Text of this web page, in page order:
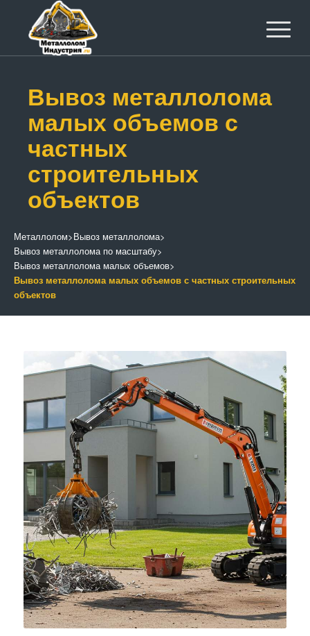
Вывоз металлолома
малых объемов с
частных
строительных
объектов
Металлолом>Вывоз металлолома>
Вывоз металлолома по масштабу>
Вывоз металлолома малых объемов>
Вывоз металлолома малых объемов с частных строительных
объектов